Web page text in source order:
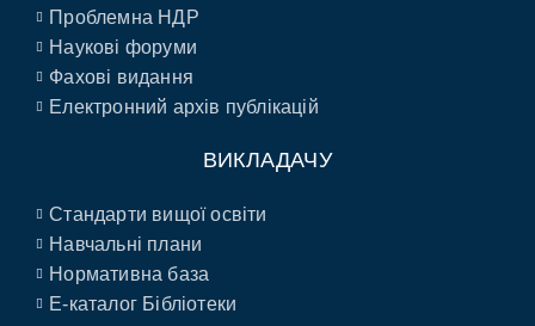
Проблемна НДР
Наукові форуми
Фахові видання
Електронний архів публікацій
ВИКЛАДАЧУ
Стандарти вищої освіти
Навчальні плани
Нормативна база
E-каталог Бібліотеки